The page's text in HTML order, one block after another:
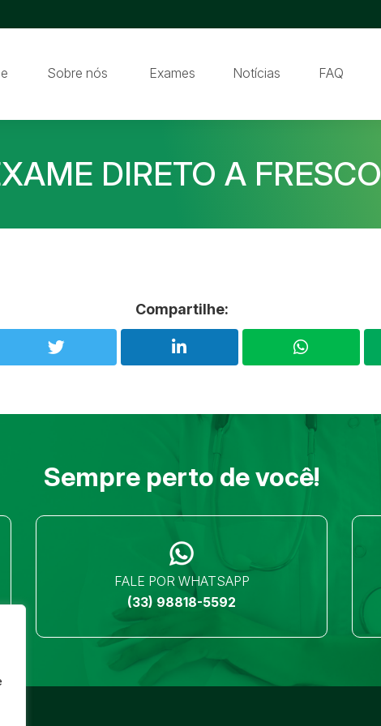
Sobre nós Exames Notícias FAQ
DIRETO A FRESCO
Compartilhe:
Sempre perto de você!
FALE POR WHATSAPP
(33) 98818-5592